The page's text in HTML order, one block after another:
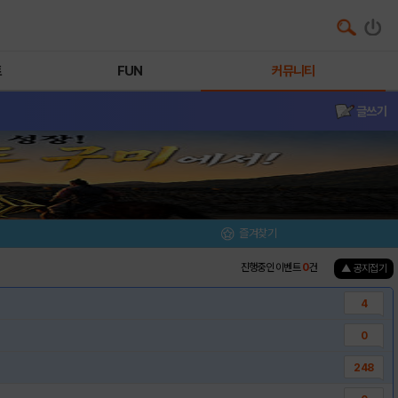
FUN 커뮤니티
글쓰기
즐겨찾기
진행중인 이벤트0건 ▲ 공지접기
4
0
248